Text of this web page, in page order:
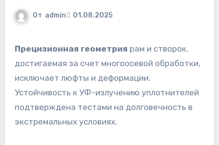
От admin 01.08.2025
Прецизионная геометрия рам и створок,
достигаемая за счет многоосевой обработки,
исключает люфты и деформации.
Устойчивость к УФ-излучению уплотнителей
подтверждена тестами на долговечность в
экстремальных условиях.